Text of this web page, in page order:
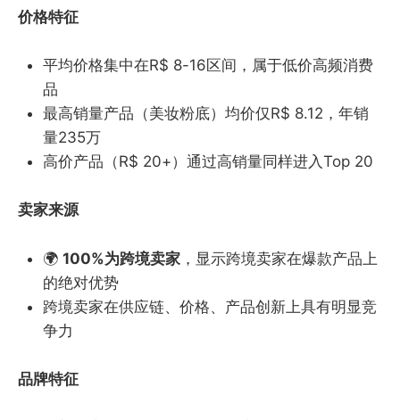
价格特征
平均价格集中在R$ 8-16区间，属于低价高频消费
品
最高销量产品（美妆粉底）均价仅R$ 8.12，年销
量235万
高价产品（R$ 20+）通过高销量同样进入Top 20
卖家来源
🌍 100%为跨境卖家 ，显示跨境卖家在爆款产品上
的绝对优势
跨境卖家在供应链、价格、产品创新上具有明显竞
争力
品牌特征